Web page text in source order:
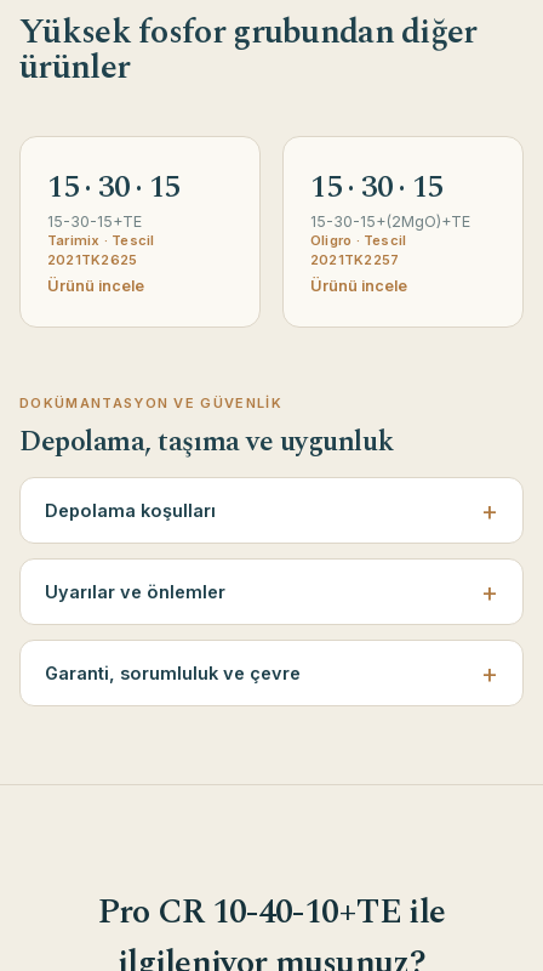
Yüksek fosfor grubundan diğer
ürünler
15 · 30 · 15
15-30-15+TE
Tarimix · Tescil
2021TK2625
Ürünü incele
15 · 30 · 15
15-30-15+(2MgO)+TE
Oligro · Tescil
2021TK2257
Ürünü incele
DOKÜMANTASYON VE GÜVENLIK
Depolama, taşıma ve uygunluk
Depolama koşulları
Uyarılar ve önlemler
Garanti, sorumluluk ve çevre
Pro CR 10-40-10+TE ile